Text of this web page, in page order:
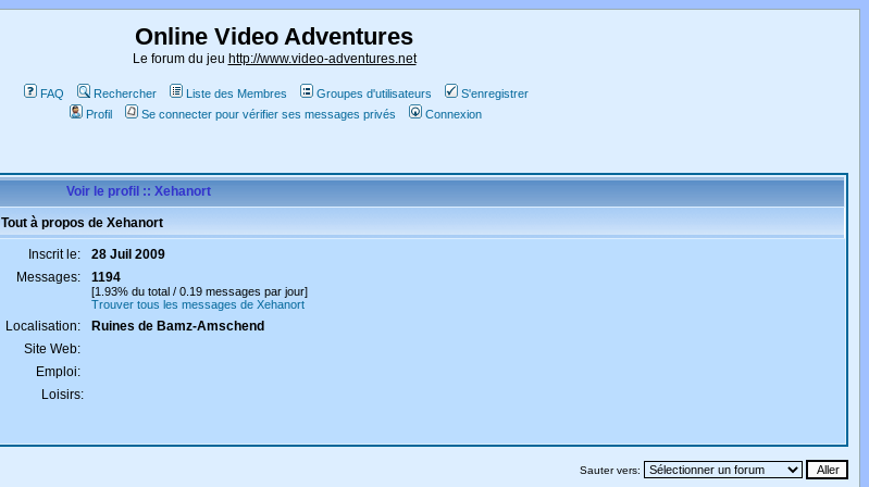
Online Video Adventures
Le forum du jeu http://www.video-adventures.net
FAQ Rechercher Liste des Membres Groupes d'utilisateurs
S'enregistrer
Profil
Se connecter pour vérifier ses messages privés Connexion
Voir le profil :: Xehanort
Tout à propos de Xehanort
Inscrit le:
28 Juil 2009
Messages:
1194
[1.93% du total / 0.19 messages par jour]
Trouver tous les messages de Xehanort
Localisation:
Ruines de Bamz-Amschend
Site Web:
Emploi:
Loisirs:
Sauter vers: